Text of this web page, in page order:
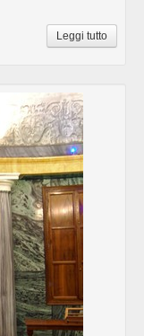
Leggi tutto